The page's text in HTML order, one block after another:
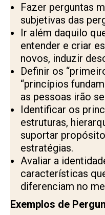
Fazer perguntas
subjetivas das
Ir além daquilo
entender e criar
novos, induzir
Definir os
“princípios
as pessoas irão
Identificar os
estruturas,
suportar
estratégias.
Avaliar a
características
diferenciam no
Exemplos de